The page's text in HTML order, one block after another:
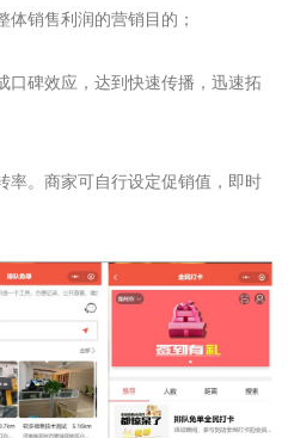
体销售利润的营销目的；
口碑效应，达到快速传播，迅速拓
率。商家可自行设定促销值，即时